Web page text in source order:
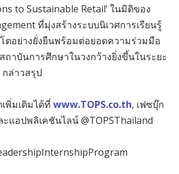
to Sustainable Retail’ ในมิติของ
ที่มุ่งสร้างระบบนิเวศการเรียนรู้
ตอย่างยั่งยืนพร้อมต่อยอดความร่วมมือ
ถาบันการศึกษาในวงกว้างยิ่งขึ้นในระยะ
กล่าวสรุป
พิ่มเติมได้ที่ www.TOPS.co.th, เฟซบุ๊ก
ะแอปพลิเคชันไลน์ @TOPSThailand